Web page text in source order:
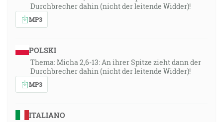
Durchbrecher dahin (nicht der leitende Widder)!
MP3
POLSKI
Thema: Micha 2,6-13: An ihrer Spitze zieht dann der
Durchbrecher dahin (nicht der leitende Widder)!
MP3
ITALIANO